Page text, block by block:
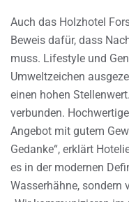
Auch das Holzhotel
Beweis dafür, dass
muss. Lifestyle und
Umweltzeichen
einen hohen
verbunden.
Angebot mit gutem
Gedanke“, erklärt
es in der modernen
Wasserhähne, sondern